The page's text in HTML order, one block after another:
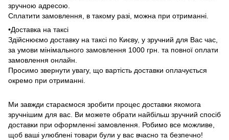
зручною адресою.
Сплатити замовлення, в такому разі, можна при отриманні.
•Доставка на таксі
Здійснюємо доставку на таксі по Києву, у зручний для Вас час,
за умови мінімального замовлення 1000 грн. та повної оплати
замовлення онлайн.
Просимо звернути увагу, що вартість доставки оплачується
окремо при отриманні.
Ми завжди стараємося зробити процес доставки якомога
зручнішим для вас. Ви можете обрати найбільш зручний спосіб
доставки при оформленні замовлення. Робимо все можливе,
щоб ваші улюблені товари були у вас вчасно та безпечно!